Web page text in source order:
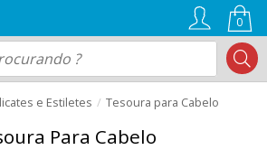
0
e Estiletes Tesoura para Cabelo
Para Cabelo